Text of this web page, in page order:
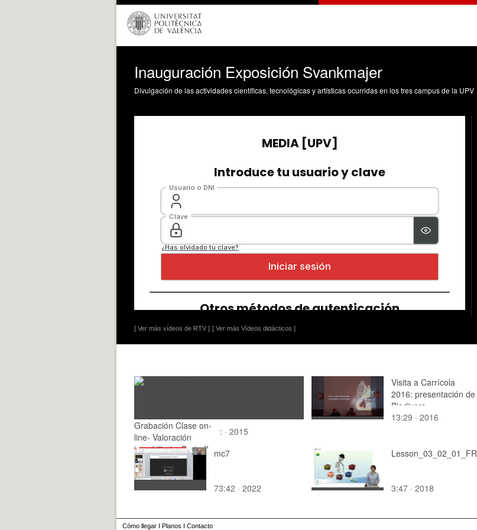
Inauguración Exposición Svankmajer
Divulgación de las actividades científicas, tecnológicas y artísticas ocurridas en los tres campus de la UPV
[ Ver más vídeos de RTV ] [ Ver más Vídeos didácticos ]
Grabación Clase on-
line- Valoración
inmobiliaria. Parte II
: · 2015
Visita a Carrícola
2016: presentación de
Biodivers
13:29 · 2016
mc7
73:42 · 2022
Lesson_03_02_01_FR
3:47 · 2018
Cómo llegar I Planos I Contacto